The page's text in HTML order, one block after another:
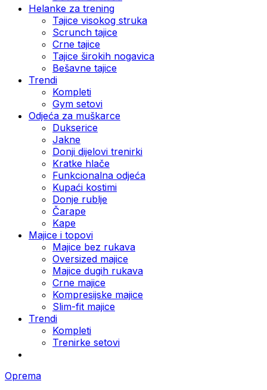
Helanke za trening
Tajice visokog struka
Scrunch tajice
Crne tajice
Tajice širokih nogavica
Bešavne tajice
Trendi
Kompleti
Gym setovi
Odjeća za muškarce
Dukserice
Jakne
Donji dijelovi trenirki
Kratke hlače
Funkcionalna odjeća
Kupaći kostimi
Donje rublje
Čarape
Kape
Majice i topovi
Majice bez rukava
Oversized majice
Majice dugih rukava
Crne majice
Kompresijske majice
Slim-fit majice
Trendi
Kompleti
Trenirke setovi
Oprema